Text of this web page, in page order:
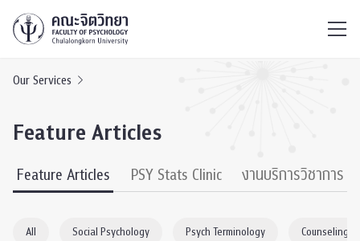
Our Services
Feature Articles
Feature Articles PSY Stats Clinic งานบริการวิชาการ
All Social Psychology Psych Terminology Counseling